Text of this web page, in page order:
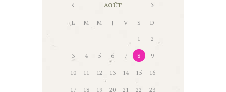
AOÛT
L M M J V S D
1 2
3 4 5 6 7 8 9
10 11 12 13 14 15 16
17 18 19 20 21 22 23